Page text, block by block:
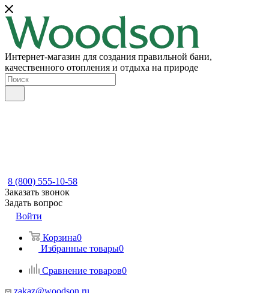
Интернет-магазин для создания правильной бани,
качественного отопления и отдыха на природе
8 (800) 555-10-58
Заказать звонок
Задать вопрос
Войти
Корзина0
Избранные товары0
Сравнение товаров0
zakaz@woodson.ru